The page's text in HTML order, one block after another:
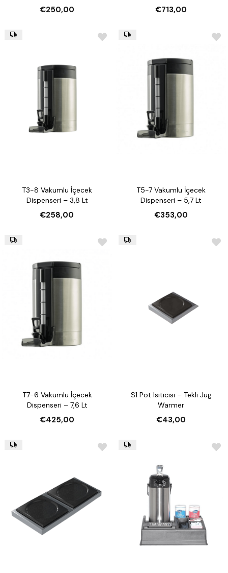
€250,00 €713,00
T3-8 Vakumlu İçecek
Dispenseri – 3,8 Lt
€258,00
T5-7 Vakumlu İçecek
Dispenseri – 5,7 Lt
€353,00
T7-6 Vakumlu İçecek
Dispenseri – 7,6 Lt
€425,00
S1 Pot Isıtıcısı – Tekli Jug
Warmer
€43,00